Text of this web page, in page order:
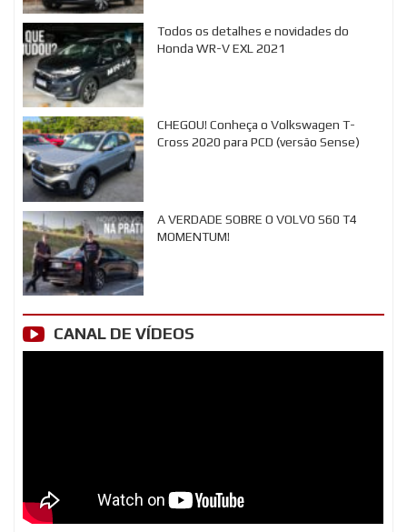
Todos os detalhes e novidades do
Honda WR-V EXL 2021
CHEGOU! Conheça o Volkswagen T-
Cross 2020 para PCD (versão Sense)
A VERDADE SOBRE O VOLVO S60 T4
MOMENTUM!
CANAL DE VÍDEOS